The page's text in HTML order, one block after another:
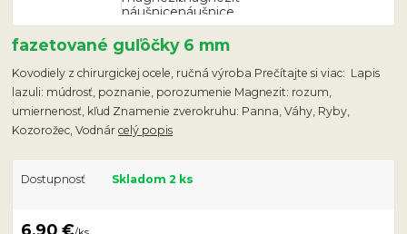
fazetované guľôčky 6 mm
Kovodiely z chirurgickej ocele, ručná výroba Prečítajte si viac: Lapis
lazuli: múdrosť, poznanie, porozumenie Magnezit: rozum,
umiernenosť, kľud Znamenie zverokruhu: Panna, Váhy, Ryby,
Kozorožec, Vodnárcelý popis
Dostupnosť Skladom 2 ks
6,90 €